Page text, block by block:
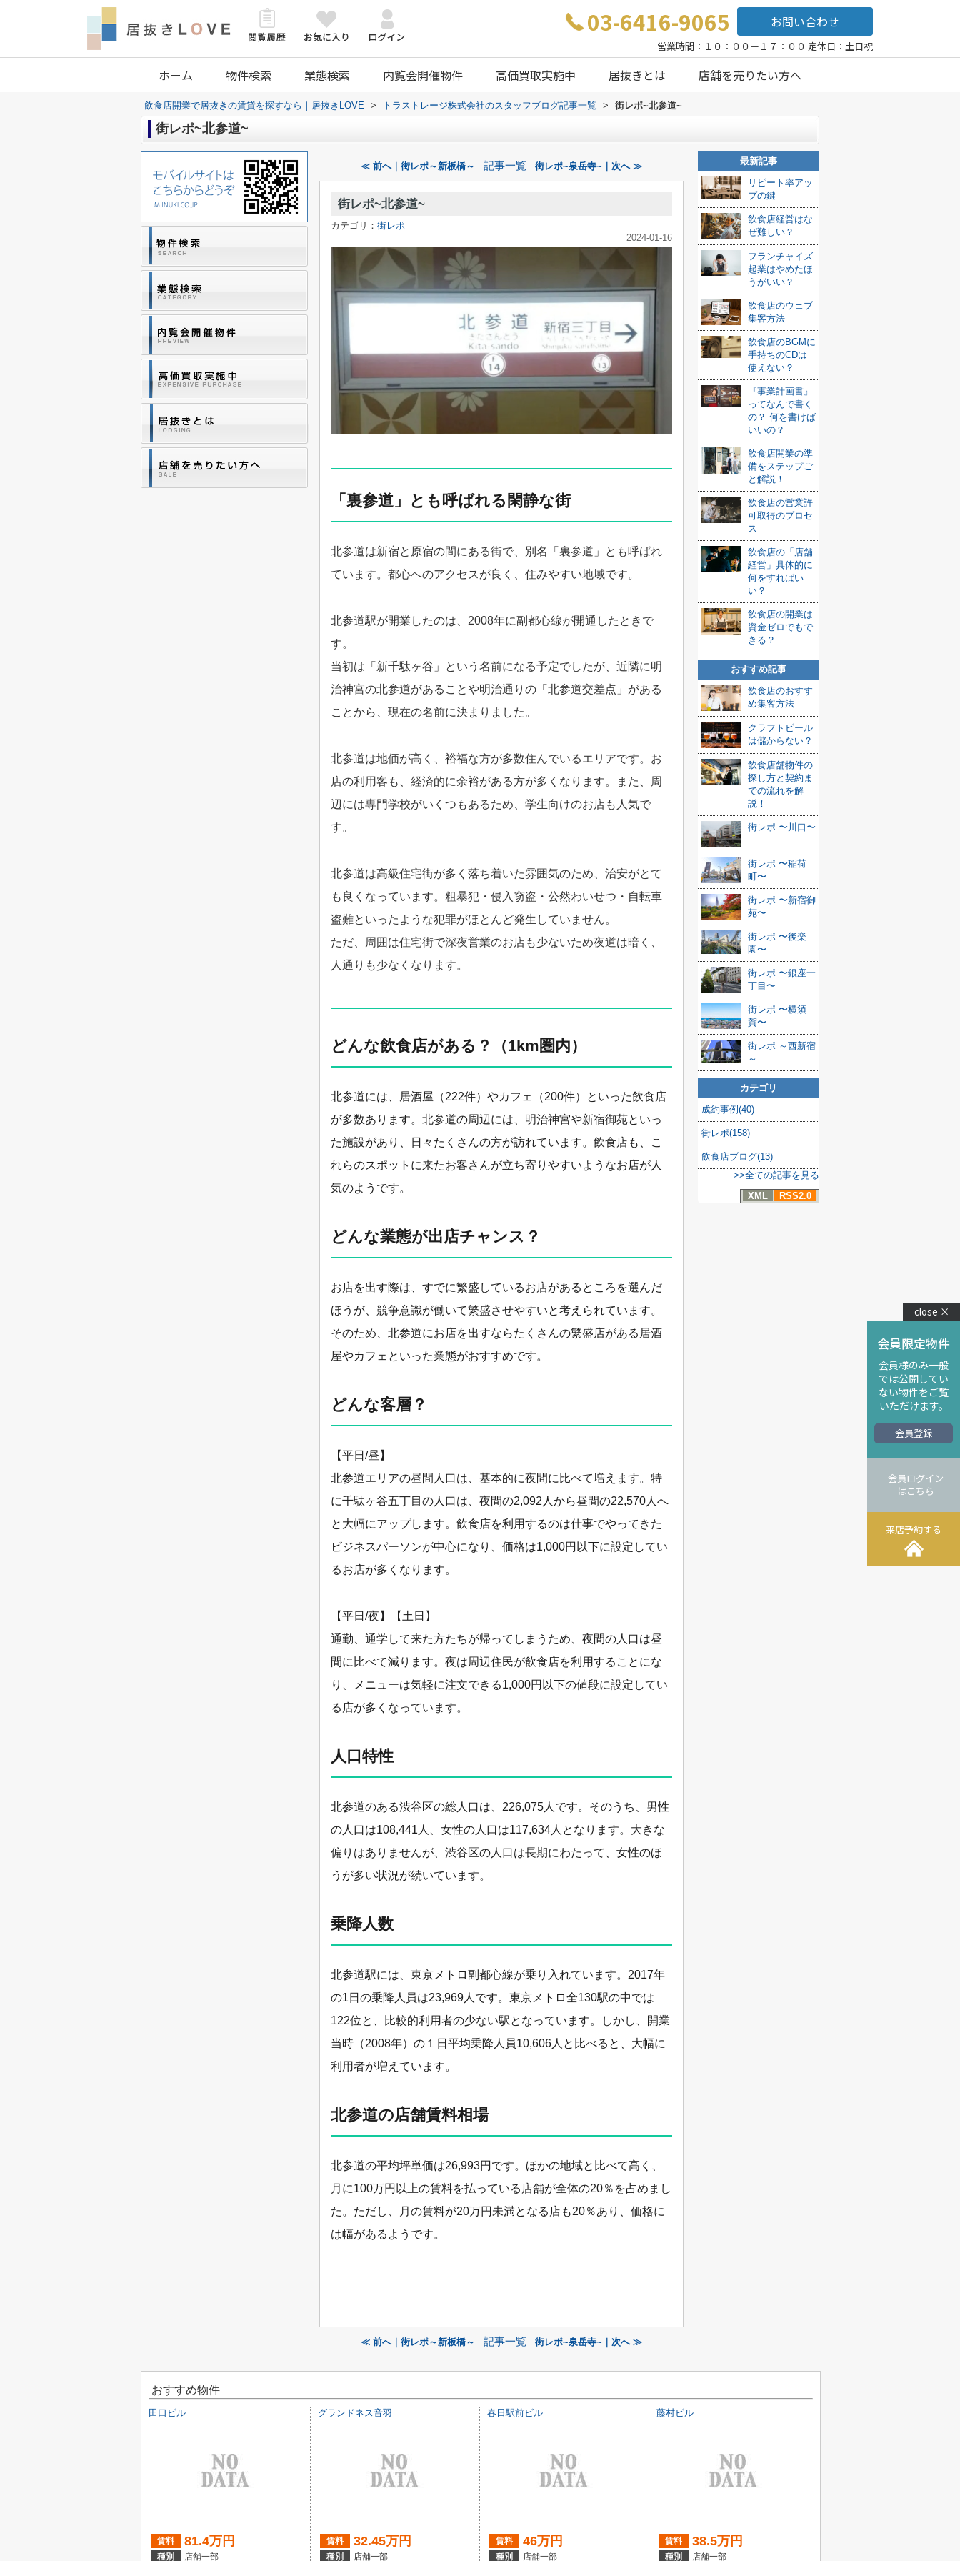
03-6416-9065 お問い合わせ
営業時間：１０：００－１７：００ 定休日：土日祝
ホーム 物件検索 業態検索 内覧会開催物件 高価買取実施中 居抜きとは 店舗を売りたい方へ
close ×
会員限定物件
会員様のみ一般
では公開してい
ない物件をご覧
いただけます。
会員登録
会員ログイン
はこちら
来店予約する
飲食店開業で居抜きの賃貸を探すなら｜居抜きLOVE > トラストレージ株式会社のスタッフブログ記事一覧 > 街レポ~北参道~
街レポ~北参道~
≪ 前へ｜街レポ～新板橋～ 記事一覧 街レポ~泉岳寺~｜次へ ≫
街レポ~北参道~
カテゴリ： 街レポ
2024-01-16
「裏参道」とも呼ばれる閑静な街
北参道は新宿と原宿の間にある街で、別名「裏参道」とも呼ばれ
ています。都心へのアクセスが良く、住みやすい地域です。
北参道駅が開業したのは、2008年に副都心線が開通したときで
す。
当初は「新千駄ヶ谷」という名前になる予定でしたが、近隣に明
治神宮の北参道があることや明治通りの「北参道交差点」がある
ことから、現在の名前に決まりました。
北参道は地価が高く、裕福な方が多数住んでいるエリアです。お
店の利用客も、経済的に余裕がある方が多くなります。また、周
辺には専門学校がいくつもあるため、学生向けのお店も人気で
す。
北参道は高級住宅街が多く落ち着いた雰囲気のため、治安がとて
も良くなっています。粗暴犯・侵入窃盗・公然わいせつ・自転車
盗難といったような犯罪がほとんど発生していません。
ただ、周囲は住宅街で深夜営業のお店も少ないため夜道は暗く、
人通りも少なくなります。
どんな飲食店がある？（1km圏内）
北参道には、居酒屋（222件）やカフェ（200件）といった飲食店
が多数あります。北参道の周辺には、明治神宮や新宿御苑といっ
た施設があり、日々たくさんの方が訪れています。飲食店も、こ
れらのスポットに来たお客さんが立ち寄りやすいようなお店が人
気のようです。
どんな業態が出店チャンス？
お店を出す際は、すでに繁盛しているお店があるところを選んだ
ほうが、競争意識が働いて繁盛させやすいと考えられています。
そのため、北参道にお店を出すならたくさんの繁盛店がある居酒
屋やカフェといった業態がおすすめです。
どんな客層？
【平日/昼】
北参道エリアの昼間人口は、基本的に夜間に比べて増えます。特
に千駄ヶ谷五丁目の人口は、夜間の2,092人から昼間の22,570人へ
と大幅にアップします。飲食店を利用するのは仕事でやってきた
ビジネスパーソンが中心になり、価格は1,000円以下に設定してい
るお店が多くなります。
【平日/夜】【土日】
通勤、通学して来た方たちが帰ってしまうため、夜間の人口は昼
間に比べて減ります。夜は周辺住民が飲食店を利用することにな
り、メニューは気軽に注文できる1,000円以下の値段に設定してい
る店が多くなっています。
人口特性
北参道のある渋谷区の総人口は、226,075人です。そのうち、男性
の人口は108,441人、女性の人口は117,634人となります。大きな
偏りはありませんが、渋谷区の人口は長期にわたって、女性のほ
うが多い状況が続いています。
乗降人数
北参道駅には、東京メトロ副都心線が乗り入れています。2017年
の1日の乗降人員は23,969人です。東京メトロ全130駅の中では
122位と、比較的利用者の少ない駅となっています。しかし、開業
当時（2008年）の１日平均乗降人員10,606人と比べると、大幅に
利用者が増えています。
北参道の店舗賃料相場
北参道の平均坪単価は26,993円です。ほかの地域と比べて高く、
月に100万円以上の賃料を払っている店舗が全体の20％を占めまし
た。ただし、月の賃料が20万円未満となる店も20％あり、価格に
は幅があるようです。
≪ 前へ｜街レポ～新板橋～ 記事一覧 街レポ~泉岳寺~｜次へ ≫
最新記事
リピート率アッ
プの鍵
飲食店経営はな
ぜ難しい？
フランチャイズ
起業はやめたほ
うがいい？
飲食店のウェブ
集客方法
飲食店のBGMに
手持ちのCDは
使えない？
『事業計画書』
ってなんで書く
の？ 何を書けば
いいの？
飲食店開業の準
備をステップご
と解説！
飲食店の営業許
可取得のプロセ
ス
飲食店の「店舗
経営」具体的に
何をすればい
い？
飲食店の開業は
資金ゼロでもで
きる？
おすすめ記事
飲食店のおすす
め集客方法
クラフトビール
は儲からない？
飲食店舗物件の
探し方と契約ま
での流れを解
説！
街レポ 〜川口〜
街レポ 〜稲荷
町〜
街レポ 〜新宿御
苑〜
街レポ 〜後楽
園〜
街レポ 〜銀座一
丁目〜
街レポ 〜横須
賀〜
街レポ ～西新宿
～
カテゴリ
成約事例(40)
街レポ(158)
飲食店ブログ(13)
>>全ての記事を見る
XML
RSS2.0
おすすめ物件
田口ビル
賃料 81.4万円
種別 店舗一部
グランドネス音羽
賃料 32.45万円
種別 店舗一部
春日駅前ビル
賃料 46万円
種別 店舗一部
藤村ビル
賃料 38.5万円
種別 店舗一部